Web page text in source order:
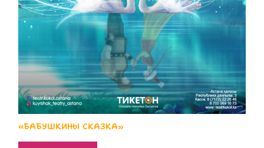
«БАБУШКИНЫ СКАЗКА»